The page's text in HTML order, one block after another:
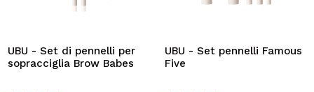
UBU - Set di pennelli per
sopracciglia Brow Babes
UBU - Set pennelli Famous
Five